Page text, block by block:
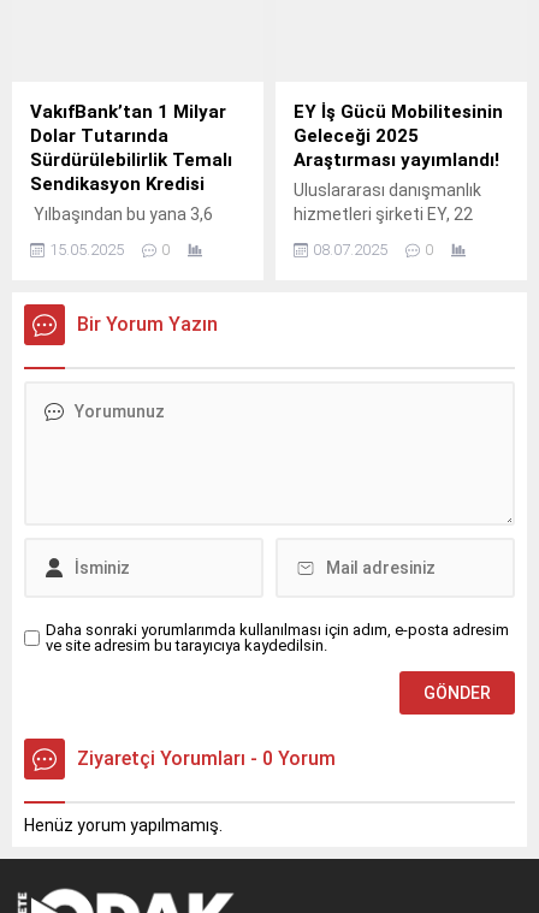
paylaşılan finansal
sonuçlara göre banka, 2024
sonuna kıyasla yüzde 12,3,
geçen yılın...
VakıfBank’tan 1 Milyar
Dolar Tutarında
Sürdürülebilirlik Temalı
Sendikasyon Kredisi
Yılbaşından bu yana 3,6
kaynak sağlayan VakıfBank,
milyar dolar tutarında
sürdürülebilirlik temalı
15.05.2025 0
EY İş Gücü Mobilitesinin
Geleceği 2025
Araştırması yayımlandı!
Uluslararası danışmanlık
hizmetleri şirketi EY, 22
08.07.2025 0
Bir Yorum Yazın
Daha sonraki yorumlarımda kullanılması için adım, e-posta adresim
ve site adresim bu tarayıcıya kaydedilsin.
Ziyaretçi Yorumları - 0 Yorum
Henüz yorum yapılmamış.